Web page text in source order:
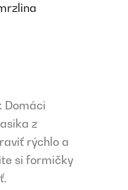
Domáci
z
rýchlo a
si formičky